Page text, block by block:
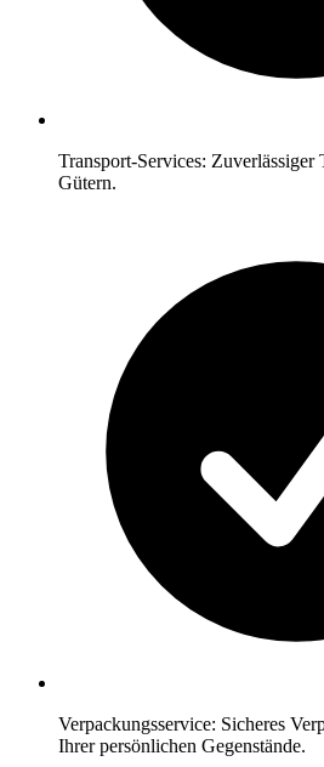
Transport-Services:
Gütern.
Verpackungsservice: Sicheres
Ihrer persönlichen Gegenstände.